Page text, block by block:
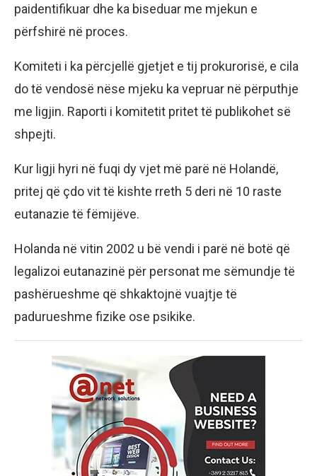
paidentifikuar dhe ka biseduar me mjekun e
përfshirë në proces.
Komiteti i ka përcjellë gjetjet e tij prokurorisë, e cila
do të vendosë nëse mjeku ka vepruar në përputhje
me ligjin. Raporti i komitetit pritet të publikohet së
shpejti.
Kur ligji hyri në fuqi dy vjet më parë në Holandë,
pritej që çdo vit të kishte rreth 5 deri në 10 raste
eutanazie të fëmijëve.
Holanda në vitin 2002 u bë vendi i parë në botë që
legalizoi eutanazinë për personat me sëmundje të
pashërueshme që shkaktojnë vuajtje të
padurueshme fizike ose psikike.